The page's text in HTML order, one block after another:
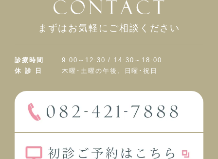
まずはお気軽にご相談ください
診療時間
休 診 日
9:00～12:30 / 14:30～18:00
木曜･土曜の午後、日曜･祝日